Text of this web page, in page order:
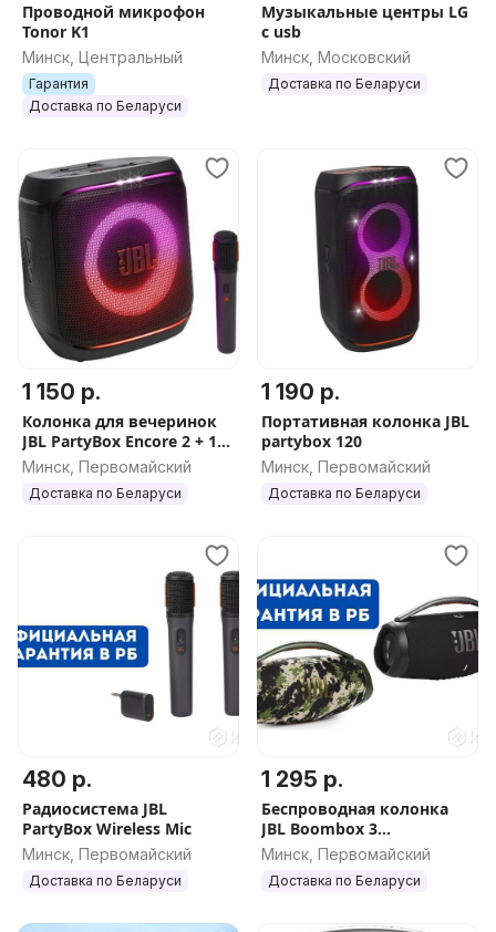
Проводной микрофон
Tonor K1
Минск, Центральный
Гарантия
Доставка по Беларуси
Музыкальные центры LG
с usb
Минск, Московский
Доставка по Беларуси
1 150 р.
Колонка для вечеринок
JBL PartyBox Encore 2 + 1
Wireless Mic (ОРИГИНАЛ)
Минск, Первомайский
Доставка по Беларуси
1 190 р.
Портативная колонка JBL
partybox 120
Минск, Первомайский
Доставка по Беларуси
480 р.
Радиосистема JBL
PartyBox Wireless Mic
Минск, Первомайский
Доставка по Беларуси
1 295 р.
Беспроводная колонка
JBL Boombox 3
(ОРИГИНАЛ)
Минск, Первомайский
Доставка по Беларуси